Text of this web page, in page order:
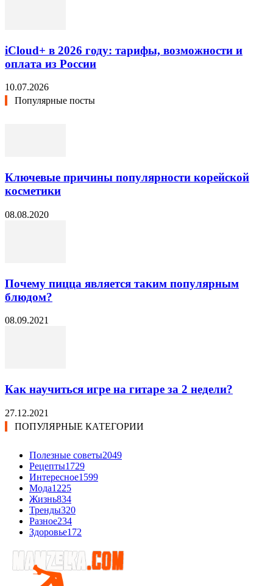
iCloud+ в 2026 году: тарифы, возможности и
оплата из России
10.07.2026
Популярные посты
Ключевые причины популярности корейской
косметики
08.08.2020
Почему пицца является таким популярным
блюдом?
08.09.2021
Как научиться игре на гитаре за 2 недели?
27.12.2021
ПОПУЛЯРНЫЕ КАТЕГОРИИ
Полезные советы2049
Рецепты1729
Интересное1599
Мода1225
Жизнь834
Тренды320
Разное234
Здоровье172